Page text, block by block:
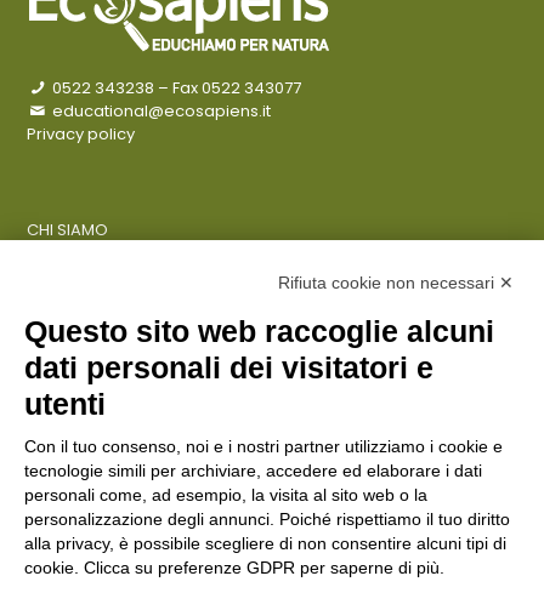
0522 343238 – Fax 0522 343077
educational@ecosapiens.it
Privacy policy
CHI SIAMO
ENTI PUBBLICI
SCUOLE
CITTADINI E FAMIGLIE
CONTATTI
Seguici su:
Rifiuta cookie non necessari ✕
Questo sito web raccoglie alcuni
dati personali dei visitatori e
utenti
Con il tuo consenso, noi e i nostri partner utilizziamo i cookie e
tecnologie simili per archiviare, accedere ed elaborare i dati
personali come, ad esempio, la visita al sito web o la
personalizzazione degli annunci. Poiché rispettiamo il tuo diritto
alla privacy, è possibile scegliere di non consentire alcuni tipi di
cookie. Clicca su preferenze GDPR per saperne di più.